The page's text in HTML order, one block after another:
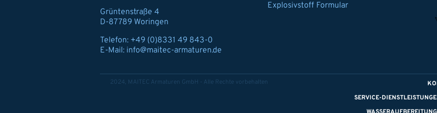
Grüntenstraße 4
D-87789 Woringen
Telefon: +49 (0)8331 49 843-0
E-Mail: info@maitec-armaturen.de
Explosivstoff Formular
2024, MAITEC Armaturen GmbH - Alle Rechte vorbehalten
SERVICE-